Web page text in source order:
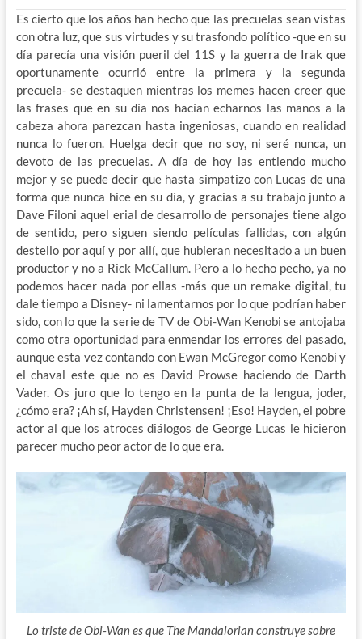
Es cierto que los años han hecho que las precuelas sean vistas
con otra luz, que sus virtudes y su trasfondo político -que en su
día parecía una visión pueril del 11S y la guerra de Irak que
oportunamente ocurrió entre la primera y la segunda
precuela- se destaquen mientras los memes hacencreer que
las frases que en su día nos hacían echarnos las manos a la
cabeza ahora parezcan hasta ingeniosas, cuando en realidad
nunca lo fueron. Huelga decir que no soy, ni seré nunca, un
devoto de las precuelas. A día de hoy las entiendo mucho
mejor y se puede decir que hasta simpatizo con Lucas de una
forma que nunca hice en su día, y gracias a su trabajo junto a
Dave Filoni aquel erial de desarrollo de personajes tiene algo
de sentido, pero siguen siendo películas fallidas, con algún
destello por aquí y por allí, que hubieran necesitado a un buen
productor y no a Rick McCallum. Pero a lo hecho pecho, ya no
podemos hacer nada por ellas -más que un remake digital, tu
dale tiempo a Disney- ni lamentarnos por lo que podrían haber
sido, con lo que la serie de TV de Obi-Wan Kenobi se antojaba
como otra oportunidad para enmendar los errores del pasado,
aunque esta vez contando con Ewan McGregor como Kenobi y
el chaval este que no es David Prowse haciendo de Darth
Vader. Os juro que lo tengo en la punta de la lengua, joder,
¿cómo era? ¡Ah sí, Hayden Christensen! ¡Eso! Hayden, el pobre
actor al que los atroces diálogos de George Lucas le hicieron
parecer mucho peor actor de lo que era.
Lo triste de Obi-Wan es que The Mandalorian construye sobre